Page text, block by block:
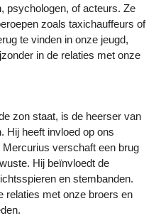
psychologen, of acteurs. Ze
zoals taxichauffeurs of
te vinden in onze jeugd,
in de relaties met onze
zon staat, is de heerser van
Hij heeft invloed op ons
verschaft een brug
Hij beïnvloedt de
en stembanden.
relaties met onze broers en